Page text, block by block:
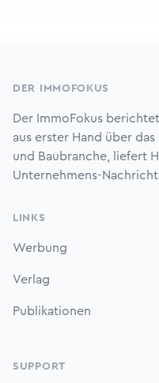
DER IMMOFOKUS
Der ImmoFokus
aus erster Hand über
und Baubranche, liefert
Unternehmens-
LINKS
Werbung
Verlag
Publikationen
SUPPORT